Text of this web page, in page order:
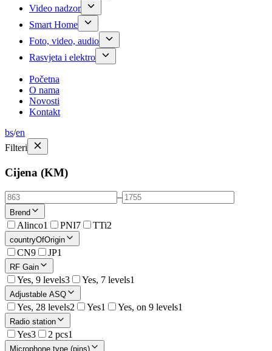
Video nadzor
Smart Home
Foto, video, audio
Rasvjeta i elektro
Početna
O nama
Novosti
Kontakt
bs/en
Filteri
Cijena (KM)
–
Brend
Alinco1 PNI7 TTi2
countryOfOrigin
CN9 JP1
RF Gain
Yes, 9 levels3 Yes, 7 levels1
Adjustable ASQ
Yes, 28 levels2 Yes1 Yes, on 9 levels1
Radio station
Yes3 2 pcs1
Microphone type (pins)